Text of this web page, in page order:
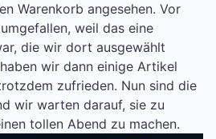
Warenkorb angesehen. Vor
weil das eine
die wir dort ausgewählt
wir dann einige Artikel
zufrieden. Nun sind die
wir warten darauf, sie zu
tollen Abend zu machen.